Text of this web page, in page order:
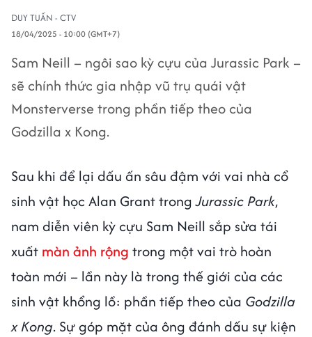
DUY TUẤN - CTV
18/04/2025 - 10:00 (GMT+7)
Sam Neill – ngôi sao kỳ cựu của Jurassic Park –
sẽ chính thức gia nhập vũ trụ quái vật
Monsterverse trong phần tiếp theo của
Godzilla x Kong.
Sau khi để lại dấu ấn sâu đậm với vai nhà cổ
sinh vật học Alan Grant trongJurassic Park,
nam diễn viên kỳ cựu Sam Neill sắp sửa tái
xuất màn ảnh rộng trong một vai trò hoàn
toàn mới – lần này là trong thế giới của các
sinh vật khổng lồ: phần tiếp theo của Godzilla
x Kong. Sự góp mặt của ông đánh dấu sự kiện